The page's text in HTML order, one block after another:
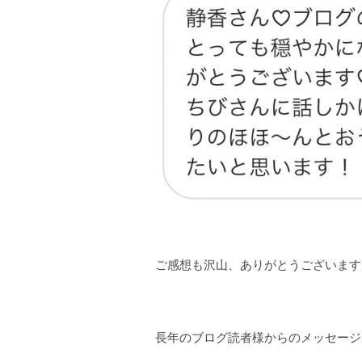
ご感想も沢山、ありがとうございま
長年のブログ読者様からのメッセー